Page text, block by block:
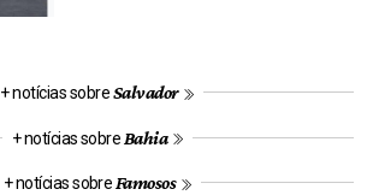
+ notícias sobreSalvador
+ notícias sobre Bahia
+ notícias sobre Famosos